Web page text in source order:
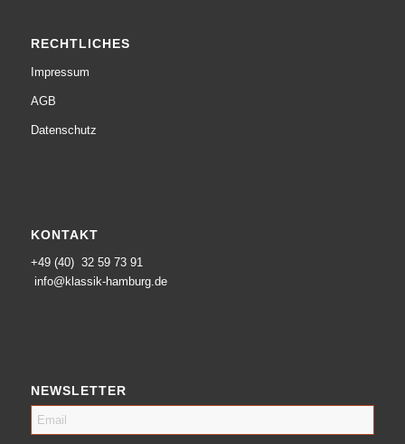
RECHTLICHES
Impressum
AGB
Datenschutz
KONTAKT
+49 (40) 32 59 73 91
info@klassik-hamburg.de
NEWSLETTER